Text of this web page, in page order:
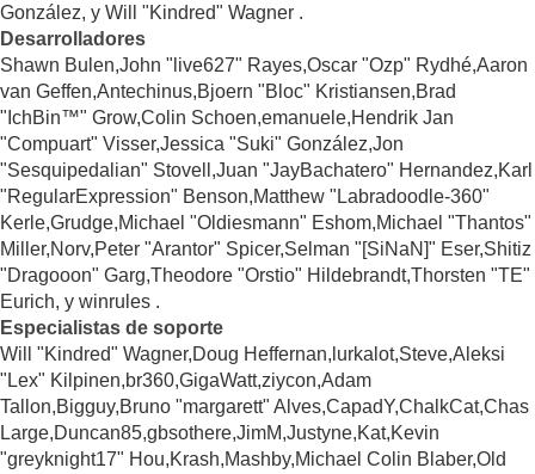
González, y Will "Kindred" Wagner .
Desarrolladores
Shawn Bulen,John "live627" Rayes,Oscar "Ozp" Rydhé,Aaron
van Geffen,Antechinus,Bjoern "Bloc" Kristiansen,Brad
"IchBin™" Grow,Colin Schoen,emanuele,Hendrik Jan
"Compuart" Visser,Jessica "Suki" González,Jon
"Sesquipedalian" Stovell,Juan "JayBachatero" Hernandez,Karl
"RegularExpression" Benson,Matthew "Labradoodle-360"
Kerle,Grudge,Michael "Oldiesmann" Eshom,Michael "Thantos"
Miller,Norv,Peter "Arantor" Spicer,Selman "[SiNaN]" Eser,Shitiz
"Dragooon" Garg,Theodore "Orstio" Hildebrandt,Thorsten "TE"
Eurich, y winrules .
Especialistas de soporte
Will "Kindred" Wagner,Doug Heffernan,lurkalot,Steve,Aleksi
"Lex" Kilpinen,br360,GigaWatt,ziycon,Adam
Tallon,Bigguy,Bruno "margarett" Alves,CapadY,ChalkCat,Chas
Large,Duncan85,gbsothere,JimM,Justyne,Kat,Kevin
"greyknight17" Hou,Krash,Mashby,Michael Colin Blaber,Old